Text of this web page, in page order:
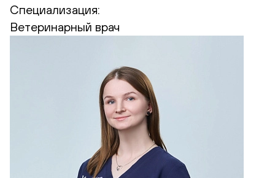
Специализация:
Ветеринарный врач